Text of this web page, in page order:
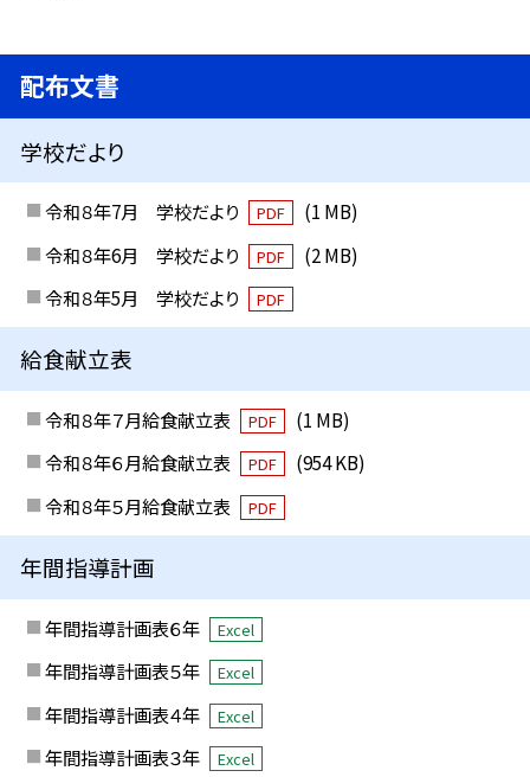
配布文書
学校だより
令和８年7月 学校だより PDF
(1 MB)
令和８年6月 学校だより
PDF
(2 MB)
令和８年5月 学校だより
PDF
給食献立表
令和８年７月給食献立表 PDF
(1 MB)
令和８年６月給食献立表
PDF
(954 KB)
令和８年５月給食献立表
PDF
年間指導計画
年間指導計画表６年 Excel
年間指導計画表５年 Excel
年間指導計画表４年 Excel
年間指導計画表３年 Excel